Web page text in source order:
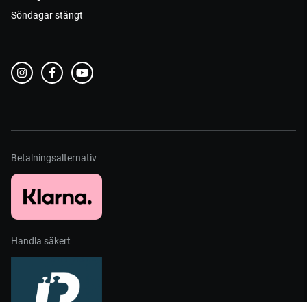
Söndagar stängt
Betalningsalternativ
Handla säkert